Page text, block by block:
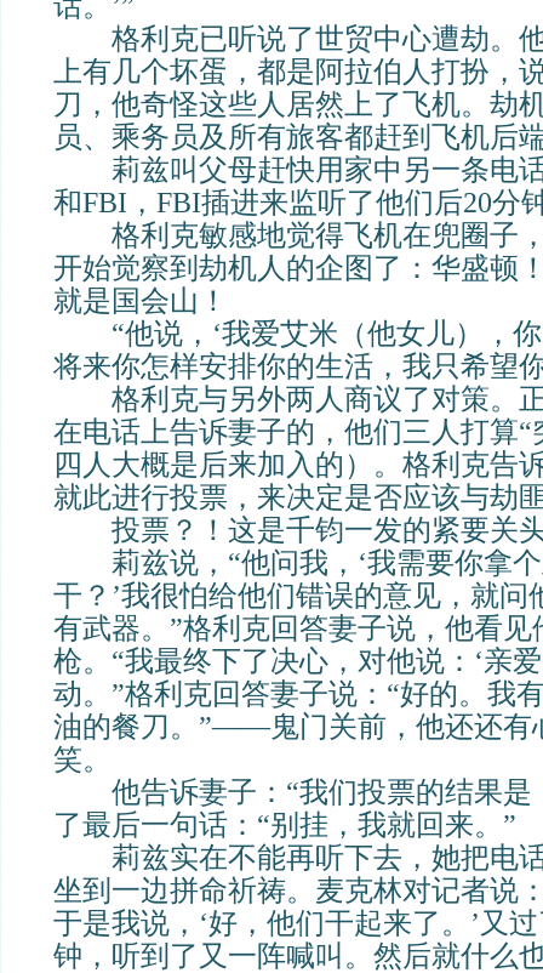
格利克已听说了世贸中心遭劫。
上有几个坏蛋，都是阿拉伯人打扮，
刀，他奇怪这些人居然上了飞机。劫
员、乘务员及所有旅客都赶到飞机后
莉兹叫父母赶快用家中另一条电
和FBI，FBI插进来监听了他们后20分
格利克敏感地觉得飞机在兜圈子
开始觉察到劫机人的企图了：华盛
就是国会山！
“他说，‘我爱艾米（他女儿），你
将来你怎样安排你的生活，我只希望
格利克与另外两人商议了对策。正
在电话上告诉妻子的，他们三人打算“
四人大概是后来加入的）。格利克告
就此进行投票，来决定是否应该与劫
投票？！这是千钧一发的紧要关
莉兹说，“他问我，‘我需要你拿个
干？’我很怕给他们错误的意见，就问
有武器。”格利克回答妻子说，他看
枪。“我最终下了决心，对他说：‘亲
动。”格利克回答妻子说：“好的。我
油的餐刀。”——鬼门关前，他还还有
笑。
他告诉妻子：“我们投票的结果是
了最后一句话：“别挂，我就回来。”
莉兹实在不能再听下去，她把电
坐到一边拼命祈祷。麦克林对记者说
于是我说，‘好，他们干起来了。’又
钟，听到了又一阵喊叫。然后就什